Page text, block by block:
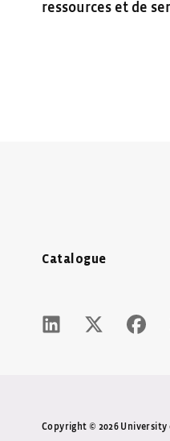
ressources et de
Catalogue
LinkedIn Icon -
Twitter X
Copyright © 2026 University